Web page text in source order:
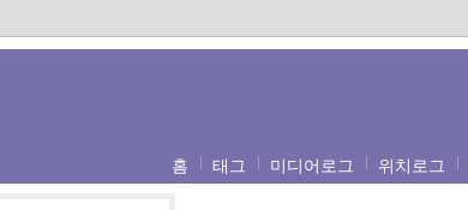
홈 태그 미디어로그 위치로그